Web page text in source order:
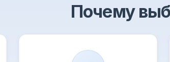
Почему